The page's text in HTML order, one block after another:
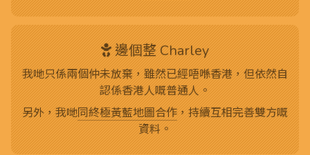
邊個整 Charley
我哋只係兩個仲未放棄，雖然已經唔喺香港，但依然自
認係香港人嘅普通人。
另外，我哋同終極黃藍地圖合作，持續互相完善雙方嘅
資料。